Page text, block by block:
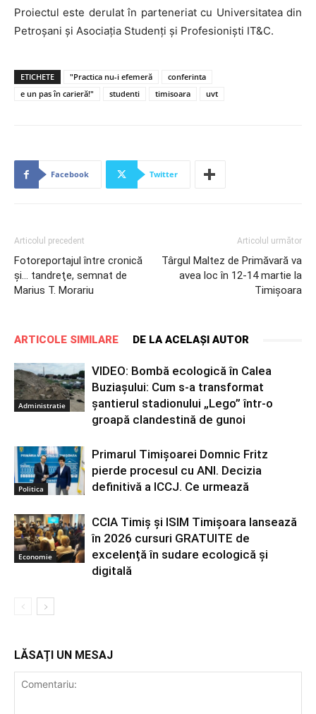
Proiectul este derulat în parteneriat cu Universitatea din
Petroșani și Asociaţia Studenţi şi Profesionişti IT&C.
ETICHETE "Practica nu-i efemeră
conferinta
e un pas în carieră!"
studenti timisoara uvt
Facebook Twitter
Articolul precedent
Fotoreportajul între cronică
şi… tandreţe, semnat de
Marius T. Morariu
Articolul următor
Târgul Maltez de Primăvară va
avea loc în 12-14 martie la
Timișoara
ARTICOLE SIMILARE DE LA ACELAȘI AUTOR
Administratie
VIDEO: Bombă ecologică în Calea
Buziașului: Cum s-a transformat
șantierul stadionului „Lego” într-o
groapă clandestină de gunoi
Politica
Primarul Timișoarei Domnic Fritz
pierde procesul cu ANI. Decizia
definitivă a ICCJ. Ce urmează
Economie
CCIA Timiș și ISIM Timișoara lansează
în 2026 cursuri GRATUITE de
excelență în sudare ecologică și
digitală
LĂSAȚI UN MESAJ